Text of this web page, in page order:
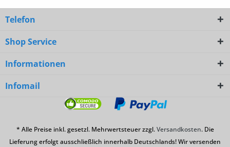
Telefon
Shop Service
Informationen
Infomail
* Alle Preise inkl. gesetzl. Mehrwertsteuer zzgl.Versandkosten. Die
Lieferung erfolgt ausschließlich innerhalb Deutschlands! Wir versenden